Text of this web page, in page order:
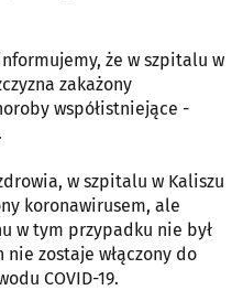
że w szpitalu w
zakażony
współistniejące -
w szpitalu w Kaliszu
koronawirusem, ale
w tym przypadku nie był
nie zostaje włączony do
COVID-19.